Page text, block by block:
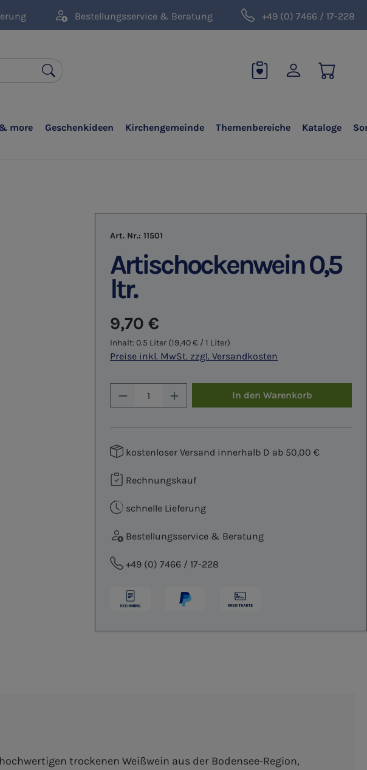
Bestellungsservice & Beratung +49 (0) 7466 / 17-228
more Geschenkideen Kirchengemeinde Themenbereiche Kataloge
Art. Nr.: 11501
Artischockenwein 0,5
ltr.
Regulärer Preis:
9,70 €
Inhalt:0.5 Liter (19,40 € / 1 Liter)
Preise inkl. MwSt. zzgl. Versandkosten
Produkt Anzahl: Gib den
In den Warenkorb
kostenloser Versand innerhalb D ab 50,00 €
Rechnungskauf
schnelle Lieferung
Bestellungsservice & Beratung
+49 (0) 7466 / 17-228
trockenen Weißwein aus der Bodensee-Region,